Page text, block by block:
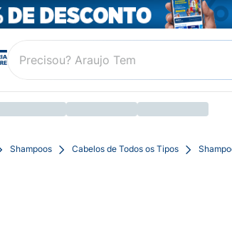
Shampoos Cabelos de Todos os Tipos